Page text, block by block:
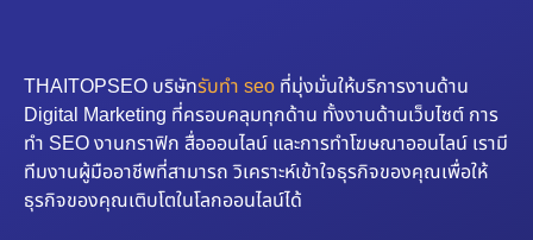
THAITOPSEO บริษัทรับทำ seo ที่มุ่งมั่นให้บริการงานด้าน
Digital Marketing ที่ครอบคลุมทุกด้าน ทั้งงานด้านเว็บไซต์ การ
ทำ SEO งานกราฟิก สื่อออนไลน์ และการทำโฆษณาออนไลน์ เรามี
ทีมงานผู้มืออาชีพที่สามารถ วิเคราะห์เข้าใจธุรกิจของคุณเพื่อให้
ธุรกิจของคุณเติบโตในโลกออนไลน์ได้